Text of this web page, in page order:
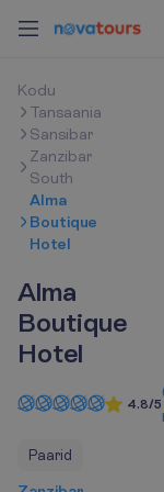
Kodu
Tansaania
Sansibar
Zanzibar
South
Alma
Boutique
Hotel
Alma
Boutique
Hotel
4.8/5
Paarid